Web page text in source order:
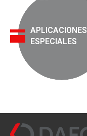
APLICACIONES
ESPECIALES